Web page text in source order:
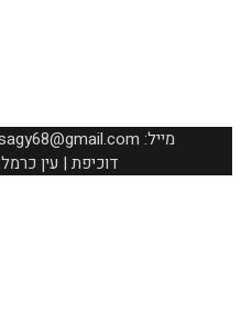
050-4555462 :טלפון | guy.sagy68@gmail.com :מייל
Copyright © 2026 דוכיפת | עין כרמל